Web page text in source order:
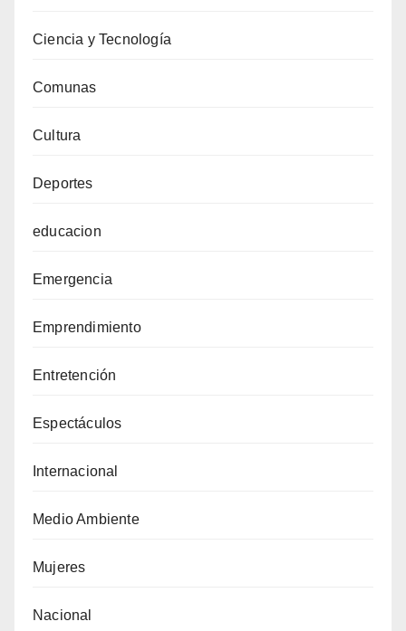
Ciencia y Tecnología
Comunas
Cultura
Deportes
educacion
Emergencia
Emprendimiento
Entretención
Espectáculos
Internacional
Medio Ambiente
Mujeres
Nacional